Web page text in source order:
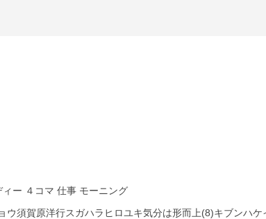
ー ４コマ 仕事 モーニング
ウ須賀原洋行スガハラヒロユキ気分は形而上(8)キブンハ